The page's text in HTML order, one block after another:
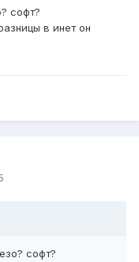
софт?
в инет он
софт?